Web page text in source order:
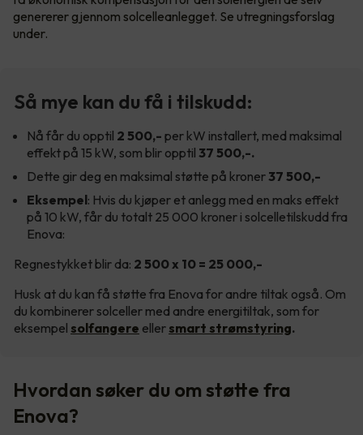
genererer gjennom solcelleanlegget. Se utregningsforslag
under.
Så mye kan du få i tilskudd:
Nå får du opptil 2 500,- per kW installert, med maksimal
effekt på 15 kW, som blir opptil 37 500,-.
Dette gir deg en maksimal støtte på kroner37 500,-
Eksempel: Hvis du kjøper et anlegg med en maks effekt
på 10 kW, får du totalt 25 000 kroner i solcelletilskudd fra
Enova:
Regnestykket blir da: 2 500 x 10 = 25 000,-
Husk at du kan få støtte fra Enova for andre tiltak også. Om
du kombinerer solceller med andre energitiltak, som for
eksempel solfangere eller smart strømstyring.
Hvordan søker du om støtte fra
Enova?